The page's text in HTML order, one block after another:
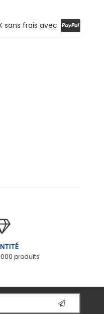
sans frais avec
produits